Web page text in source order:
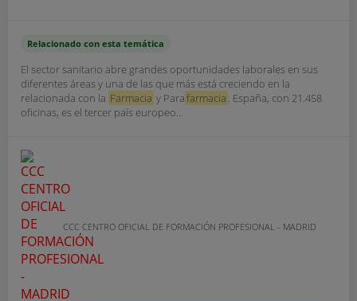
Relacionado con esta temática
El sector sanitario abre grandes oportunidades laborales en sus
diferentes áreas y una de las que más está creciendo en la
relacionada con la Farmacia y Parafarmacia . España, con 21.458
oficinas, es el tercer país europeo...
CCC CENTRO OFICIAL DE FORMACIÓN PROFESIONAL - MADRID